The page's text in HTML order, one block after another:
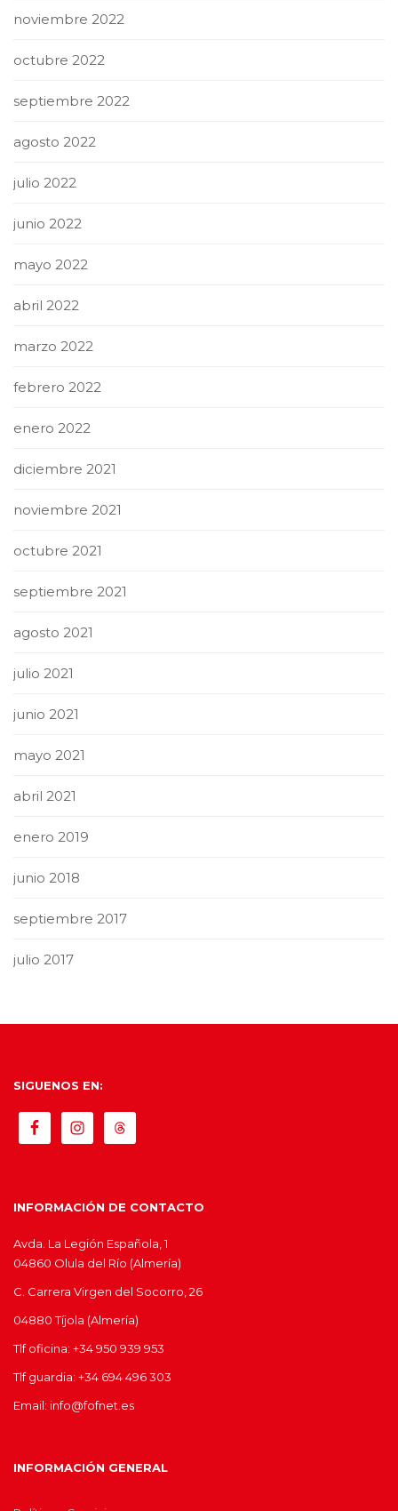
noviembre 2022
octubre 2022
septiembre 2022
agosto 2022
julio 2022
junio 2022
mayo 2022
abril 2022
marzo 2022
febrero 2022
enero 2022
diciembre 2021
noviembre 2021
octubre 2021
septiembre 2021
agosto 2021
julio 2021
junio 2021
mayo 2021
abril 2021
enero 2019
junio 2018
septiembre 2017
julio 2017
SIGUENOS EN:
INFORMACIÓN DE CONTACTO
Avda. La Legión Española, 1
04860 Olula del Río (Almería)
C. Carrera Virgen del Socorro, 26
04880 Tíjola (Almería)
Tlf oficina: +34 950 939 953
Tlf guardia: +34 694 496 303
Email: info@fofnet.es
INFORMACIÓN GENERAL